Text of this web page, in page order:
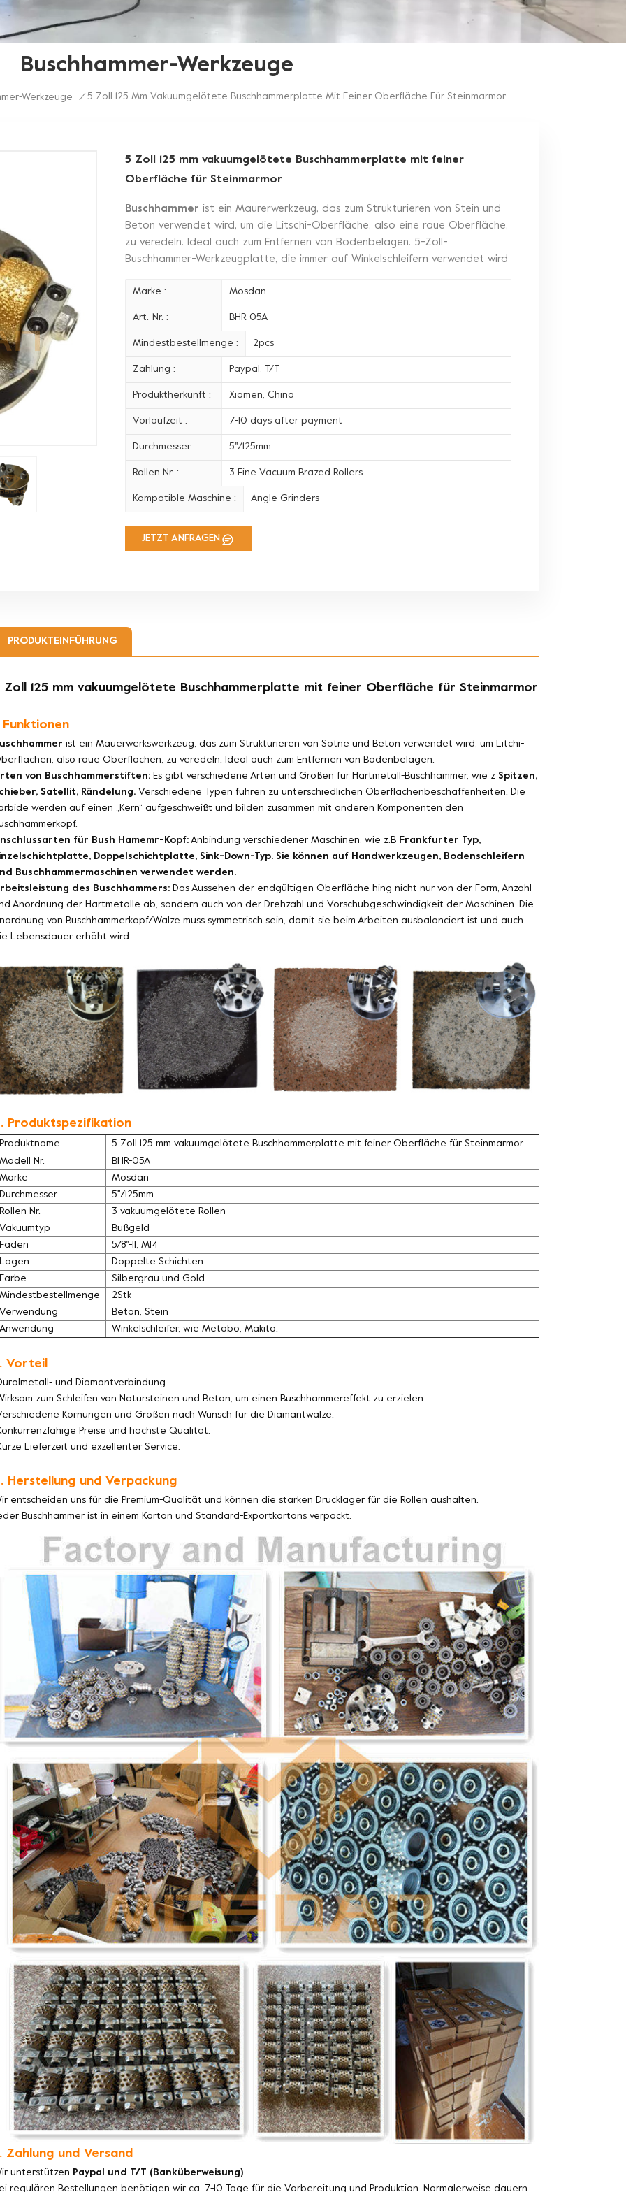
Buschhammer-Werkzeuge
Werkzeuge / 5 Zoll 125 Mm Vakuumgelötete Buschhammerplatte Mit Feiner Oberfläche Für Steinmarmor
5 Zoll 125 mm vakuumgelötete Buschhammerplatte mit feiner
Oberfläche für Steinmarmor
Buschhammer ist ein Maurerwerkzeug, das zum Strukturieren von Stein und
Beton verwendet wird, um die Litschi-Oberfläche, also eine raue Oberfläche,
zu veredeln. Ideal auch zum Entfernen von Bodenbelägen. 5-Zoll-
Buschhammer-Werkzeugplatte, die immer auf Winkelschleifern verwendet wird
Marke : Mosdan
Art.-Nr. : BHR-05A
Mindestbestellmenge : 2pcs
Zahlung : Paypal, T/T
Produktherkunft : Xiamen, China
Vorlaufzeit : 7-10 days after payment
Durchmesser : 5''/125mm
Rollen Nr. : 3 Fine Vacuum Brazed Rollers
Kompatible Maschine : Angle Grinders
JETZT ANFRAGEN
PRODUKTEINFÜHRUNG
Zoll 125 mm vakuumgelötete Buschhammerplatte mit feiner Oberfläche für Steinmarmor
Funktionen
ist ein Mauerwerkswerkzeug, das zum Strukturieren von Sotne und Beton verwendet wird, um Litchi-
also raue Oberflächen, zu veredeln. Ideal auch zum Entfernen von Bodenbelägen.
von Buschhammerstiften: Es gibt verschiedene Arten und Größen für Hartmetall-Buschhämmer, wie z Spitzen,
Satellit, Rändelung. Verschiedene Typen führen zu unterschiedlichen Oberflächenbeschaffenheiten. Die
werden auf einen „Kern“ aufgeschweißt und bilden zusammen mit anderen Komponenten den
für Bush Hamemr-Kopf: Anbindung verschiedener Maschinen, wie z.B Frankfurter Typ,
Doppelschichtplatte, Sink-Down-Typ. Sie können auf Handwerkzeugen, Bodenschleifern
Buschhammermaschinen verwendet werden.
des Buschhammers:
Das Aussehen der endgültigen Oberfläche hing nicht nur von der Form, Anzahl
Anordnung der Hartmetalle ab, sondern auch von der Drehzahl und Vorschubgeschwindigkeit der Maschinen. Die
von Buschhammerkopf/Walze muss symmetrisch sein, damit sie beim Arbeiten ausbalanciert ist und auch
Lebensdauer erhöht wird.
Produktspezifikation
Produktname
5 Zoll 125 mm vakuumgelötete Buschhammerplatte mit feiner Oberfläche für Steinmarmor
Modell Nr.
BHR-05A
Marke
Mosdan
Durchmesser
5''/125mm
Rollen Nr.
3 vakuumgelötete Rollen
Vakuumtyp
Bußgeld
Faden
5/8''-11, M14
Lagen
Doppelte Schichten
Farbe
Silbergrau und Gold
Mindestbestellmenge
2Stk
Verwendung
Beton, Stein
Anwendung
Winkelschleifer, wie Metabo, Makita.
Vorteil
und Diamantverbindung.
zum Schleifen von Natursteinen und Beton, um einen Buschhammereffekt zu erzielen.
Körnungen und Größen nach Wunsch für die Diamantwalze.
Preise und höchste Qualität.
Lieferzeit und exzellenter Service.
Herstellung und Verpackung
entscheiden uns für die Premium-Qualität und können die starken Drucklager für die Rollen aushalten.
Buschhammer ist in einem Karton und Standard-Exportkartons verpackt.
Zahlung und Versand
unterstützen Paypal und T/T (Banküberweisung)
regulären Bestellungen benötigen wir ca. 7-10 Tage für die Vorbereitung und Produktion. Normalerweise dauern